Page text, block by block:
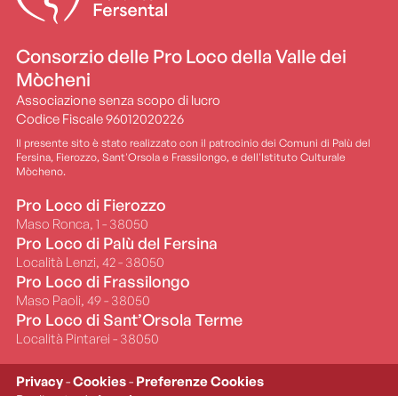
Consorzio delle Pro Loco della Valle dei
Mòcheni
Associazione senza scopo di lucro
Codice Fiscale 96012020226
Il presente sito è stato realizzato con il patrocinio dei Comuni di Palù del
Fersina, Fierozzo, Sant'Orsola e Frassilongo, e dell'Istituto Culturale
Mòcheno.
Pro Loco di Fierozzo
Maso Ronca, 1 - 38050
Pro Loco di Palù del Fersina
Località Lenzi, 42 - 38050
Pro Loco di Frassilongo
Maso Paoli, 49 - 38050
Pro Loco di Sant’Orsola Terme
Località Pintarei - 38050
Privacy-Cookies- Preferenze Cookies